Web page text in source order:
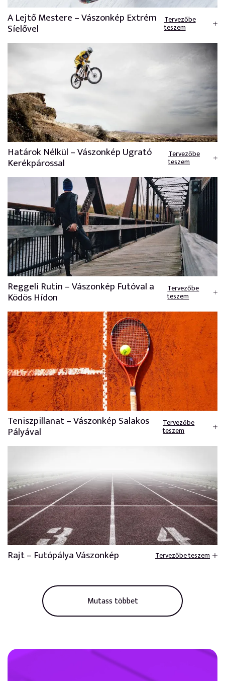
A Lejtő Mestere – Vászonkép Extrém
Síelővel
Tervezőbe
teszem
Határok Nélkül – Vászonkép Ugrató
Kerékpárossal
Tervezőbe
teszem
Reggeli Rutin – Vászonkép Futóval a
Ködös Hídon
Tervezőbe
teszem
Teniszpillanat – Vászonkép Salakos
Pályával
Tervezőbe
teszem
Rajt – Futópálya Vászonkép Tervezőbe teszem
Mutass többet